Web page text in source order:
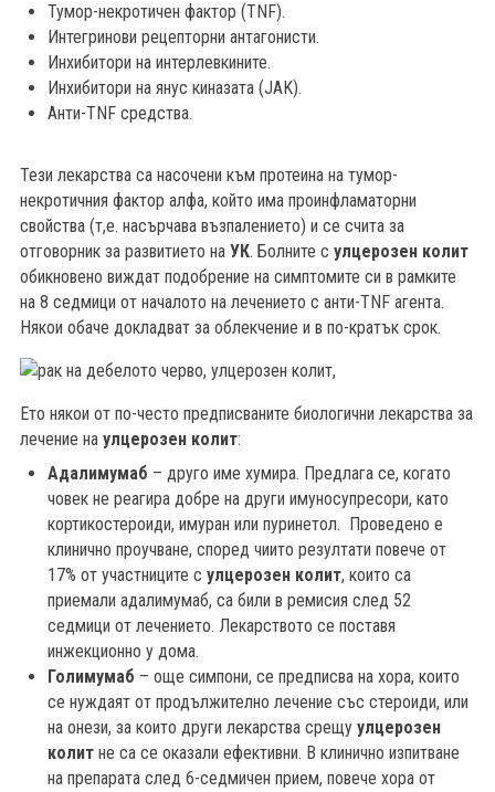
Тумор-некротичен фактор (TNF).
Интегринови рецепторни антагонисти.
Инхибитори на интерлевкините.
Инхибитори на янус киназата (JAK).
Анти-TNF средства.
Тези лекарства са насочени към протеина на тумор-
некротичния фактор алфа, който има проинфламаторни
свойства (т,е. насърчава възпалението) и се счита за
отговорник за развитието на УК. Болните с улцерозен колит
обикновено виждат подобрение на симптомите си в рамките
на 8 седмици от началото на лечението с анти-TNF агента.
Някои обаче докладват за облекчение и в по-кратък срок.
Ето някои от по-често предписваните биологични лекарства за
лечение на улцерозен колит:
Адалимумаб – друго име хумира. Предлага се, когато
човек не реагира добре на други имуносупресори, като
кортикостероиди, имуран или пуринетол. Проведено е
клинично проучване, според чиито резултати повече от
17% от участниците с улцерозен колит, които са
приемали адалимумаб, са били в ремисия след 52
седмици от лечението. Лекарството се поставя
инжекционно у дома.
Голимумаб – още симпони, се предписва на хора, които
се нуждаят от продължително лечение със стероиди, или
на онези, за които други лекарства срещу улцерозен
колитне са се оказали ефективни. В клинично изпитване
на препарата след 6-седмичен прием, повече хора от